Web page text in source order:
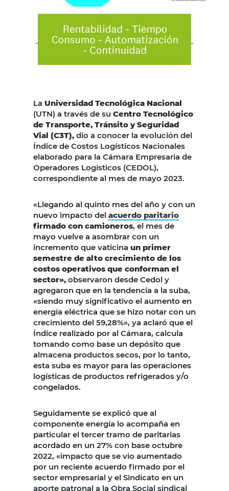
La Universidad Tecnológica Nacional
(UTN) a través de su Centro Tecnológico
de Transporte, Tránsito y Seguridad
Vial (C3T), dio a conocer la evolución del
Índice de Costos Logísticos Nacionales
elaborado para la Cámara Empresaria de
Operadores Logísticos (CEDOL),
correspondiente al mes de mayo 2023.
«Llegando al quinto mes del año y con un
nuevo impacto del acuerdo paritario
firmado con camioneros, el mes de
mayo vuelve a asombrar con un
incremento que vaticina un primer
semestre de alto crecimiento de los
costos operativos que conforman el
sector», observaron desde Cedol y
agregaron que en la tendencia a la suba,
«siendo muy significativo el aumento en
energía eléctrica que se hizo notar con un
crecimiento del 59,28%», ya aclaró que el
Índice realizado por al Cámara, calcula
tomando como base un depósito que
almacena productos secos, por lo tanto,
esta suba es mayor para las operaciones
logísticas de productos refrigerados y/o
congelados.
Seguidamente se explicó que al
componente energía lo acompaña en
particular el tercer tramo de paritarias
acordado en un 27% con base octubre
2022, «impacto que se vio aumentado
por un reciente acuerdo firmado por el
sector empresarial y el Sindicato en un
aporte patronal a la Obra Social sindical